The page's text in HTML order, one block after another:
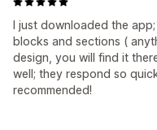
I just downloaded the
blocks and sections (
design, you will find it
well; they respond so
recommended!